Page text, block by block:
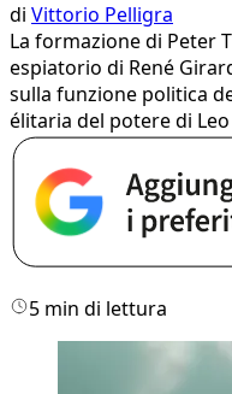
di Vittorio Pelligra
La formazione di Peter
espiatorio di René
sulla funzione politica
élitaria del potere di
5 min di lettura